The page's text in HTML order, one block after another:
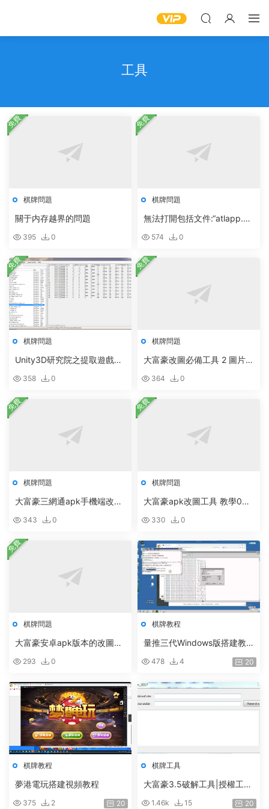
工具
棋牌問題
關于内存越界的問題
395 0
免費
棋牌問題
無法打開包括文件:“atlapp.h”:
574 0
免費
棋牌問題
Unity3D研究院之提取遊戲資
358 0
免費
棋牌問題
大富豪改圖必備工具 2 圖片修
364 0
免費
棋牌問題
大富豪三網通apk手機端改圖
343 0
免費
棋牌問題
大富豪apk改圖工具 教學03
330 0
免費
棋牌問題
大富豪安卓apk版本的改圖流
293 0
免費
棋牌教程
量推三代Windows版搭建教
478 4 20
棋牌教程
夢港電玩搭建視頻教程
375 2 20
棋牌工具
大富豪3.5破解工具|授權工具
1.46k 15 20